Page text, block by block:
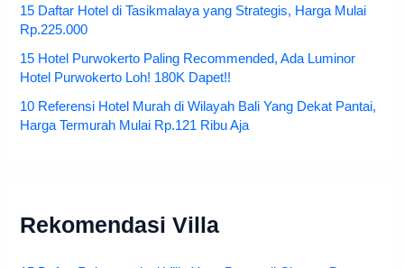
15 Daftar Hotel di Tasikmalaya yang Strategis, Harga Mulai
Rp.225.000
15 Hotel Purwokerto Paling Recommended, Ada Luminor
Hotel Purwokerto Loh! 180K Dapet!!
10 Referensi Hotel Murah di Wilayah Bali Yang Dekat Pantai,
Harga Termurah Mulai Rp.121 Ribu Aja
Rekomendasi Villa